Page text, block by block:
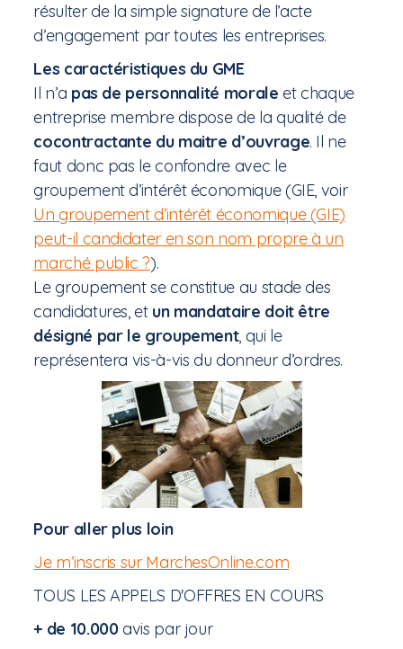
résulter de la simple signature de l’acte
d’engagement par toutes les entreprises.
Les caractéristiques du GME
Il n’a pas de personnalité morale et chaque
entreprise membre dispose de la qualité de
cocontractante du maitre d’ouvrage. Il ne
faut donc pas le confondre avec le
groupement d’intérêt économique (GIE, voir
Un groupement d’intérêt économique (GIE)
peut-il candidater en son nom propre à un
marché public ?).
Le groupement se constitue au stade des
candidatures, et un mandataire doit être
désigné par le groupement, qui le
représentera vis-à-vis du donneur d’ordres.
Pour aller plus loin
Je m’inscris sur MarchesOnline.com
TOUS LES APPELS D'OFFRES EN COURS
+ de 10.000 avis par jour